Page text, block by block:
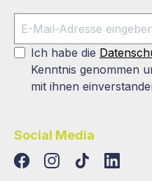
Ich habe die
Kenntnis genommen
mit ihnen
Social Media
TikTok